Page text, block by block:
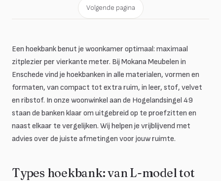
Volgende pagina
Een hoekbank benut je woonkamer optimaal: maximaal
zitplezier per vierkante meter. Bij Mokana Meubelen in
Enschede vind je hoekbanken in alle materialen, vormen en
formaten, van compact tot extra ruim, in leer, stof, velvet
en ribstof. In onze woonwinkel aan de Hogelandsingel 49
staan de banken klaar om uitgebreid op te proefzitten en
naast elkaar te vergelijken. Wij helpen je vrijblijvend met
advies over de juiste afmetingen voor jouw ruimte.
Types hoekbank: van L-model tot